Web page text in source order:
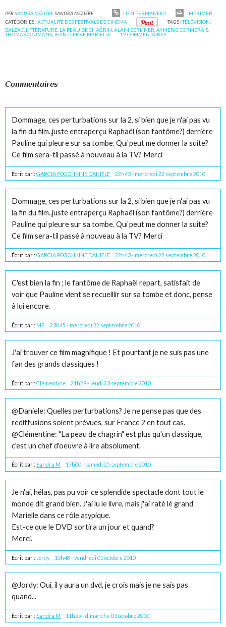
PARSANDRA MÉZIÈRESANDRA MÉZIÈRE LIEN PERMANENT
IMPRIMER
CATÉGORIES :ACTUALITÉ DES FESTIVALS DE CINÉMA TAGS :TÉLÉVISION
BALZAC LITTÉRATURE LA PEAU DE CHAGRIN ,ALAIN BERLINER ,AYMERIC CORMERAIS
THOMAS COUMANS JEAN-PIERRE MARIELLE 12 COMMENTAIRES
Commentaires
Dommage, ces perturbations sur la 2, si bien que je n'ai pas vu
la fin du film..juste entraperçu Raphaël (son fantôme?) derrière
Pauline qui pleure sur sa tombe. Qui peut me donner la suite?
Ce film sera-til passé à nouveau à la TV? Merci
Écrit par :GARCIA POGONKINE DANIELE 22h43- mercredi 22 septembre 2010
Dommage, ces perturbations sur la 2, si bien que je n'ai pas vu
la fin du film..juste entraperçu Raphaël (son fantôme?) derrière
Pauline qui pleure sur sa tombe. Qui peut me donner la suite?
Ce film sera-til passé à nouveau à la TV? Merci
Écrit par :GARCIA POGONKINE DANIELE 22h43- mercredi 22 septembre 2010
C'est bien la fin ; le fantôme de Raphaël repart, satisfait de
voir que Pauline vient se recueillir sur sa tombe et donc, pense
à lui encore.
Écrit par : MB 23h45 - mercredi 22 septembre 2010
J'ai trouver ce film magnifique ! Et pourtant je ne suis pas une
fan des grands classiques !
Écrit par :Clémentine 21h29-jeudi 23 septembre 2010
@Daniele: Quelles perturbations? Je ne pense pas que des
rediffusions soient prévues, sur France 2 en tout cas.
@Clémentine: "La peau de chagrin" est plus qu'un classique,
c'est un chef d'oeuvre à lire absolument.
Écrit par : Sandra.M 17h00- samedi 25 septembre 2010
Je n'ai, hélas, pas pu voir ce splendide spectacle dont tout le
monde dit grand bien. J'ai lu le livre, mais j'ai raté lé grand
Marielle dans ce rôle atypique.
Est-ce que le DVD sortira un jour et quand?
Merci.
Écrit par : Jordy 10h48 -vendredi 01 octobre 2010
@Jordy: Oui, il y aura un dvd, je crois mais je ne sais pas
quand...
Écrit par : Sandra.M 11h55 -dimanche 03 octobre 2010